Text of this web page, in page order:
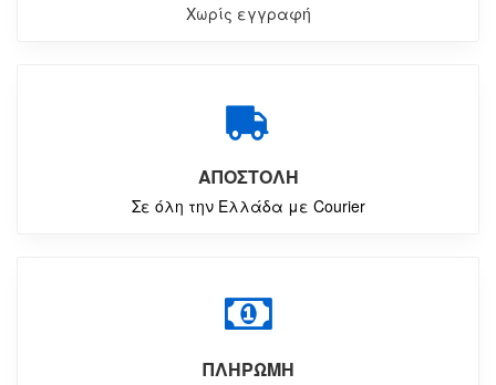
Χωρίς εγγραφή
ΑΠΟΣΤΟΛΗ
Σε όλη την Ελλάδα με Courier
ΠΛΗΡΩΜΗ